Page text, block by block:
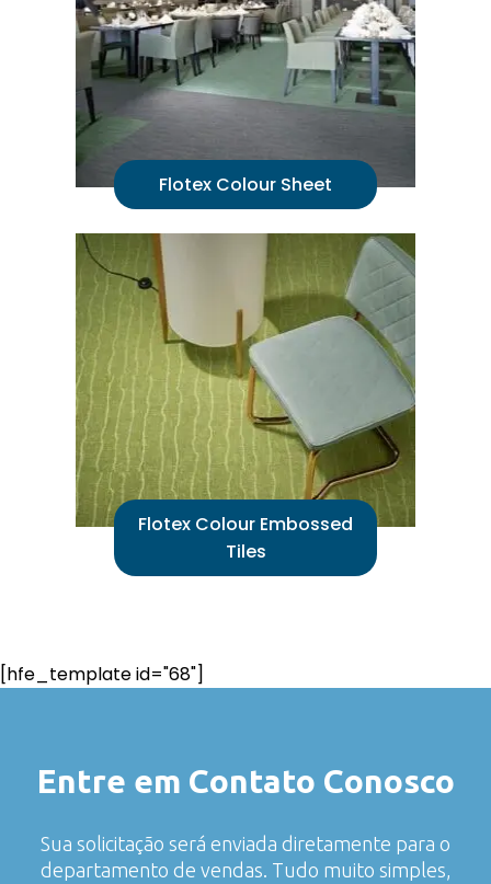
Flotex Colour Sheet
Flotex Colour Embossed
Tiles
[hfe_template id="68"]
Entre em Contato Conosco
Sua solicitação será enviada diretamente para o
departamento de vendas. Tudo muito simples,